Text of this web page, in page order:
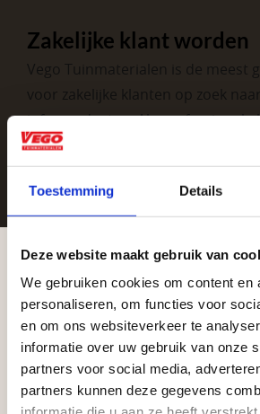
Toestemming Details
Deze website maakt gebruik van
We gebruiken cookies om content en
personaliseren, om functies voor
en om ons websiteverkeer te
informatie over uw gebruik van onze
partners voor social media,
partners kunnen deze gegevens
Zakelijke klant worden
Vego Tuinmaterialen is de meest
voor zakelijke klanten op zoek
infraproducten. Als professionele
tuinmaterialen bieden wij een
aan producten van topkwaliteit.
zakelijke mogelijkheden.
Vrijblijvend advies?
Aangepaste
vakantieperiode
Waardenburg en Vego
de vakantieperiode aangepaste